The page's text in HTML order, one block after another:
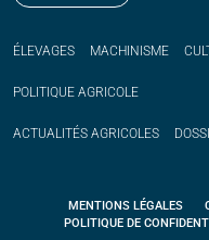
ÉLEVAGES MACHINISME
POLITIQUE AGRICOLE
ACTUALITÉS AGRICOLES
MENTIONS LÉGALES
POLITIQUE DE